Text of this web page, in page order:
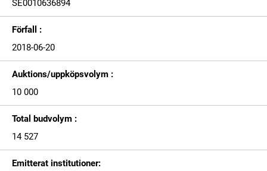
SE0010636894
Förfall :
2018-06-20
Auktions/uppköpsvolym :
10 000
Total budvolym :
14 527
Emitterat institutioner: